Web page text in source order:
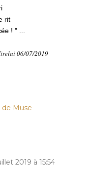
rit
! " ...
06/07/2019
de Muse
2019 à 15:54